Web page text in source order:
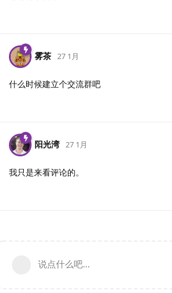
雾茶 27 1月
什么时候建立个交流群吧
阳光湾 27 1月
我只是来看评论的。
说点什么吧...